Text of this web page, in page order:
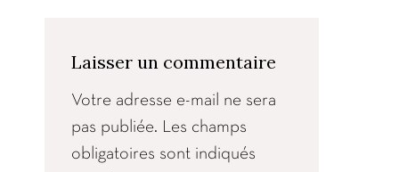
Laisser un commentaire
Votre adresse e-mail ne sera
pas publiée. Les champs
obligatoires sont indiqués